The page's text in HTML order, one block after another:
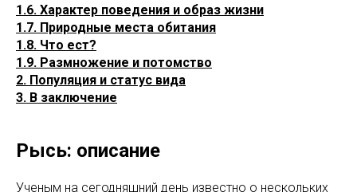
1.6. Характер поведения и образ жизни
1.7. Природные места обитания
1.8. Что ест?
1.9. Размножение и потомство
2. Популяция и статус вида
3. В заключение
Рысь: описание
Ученым на сегодняшний день известно о нескольких